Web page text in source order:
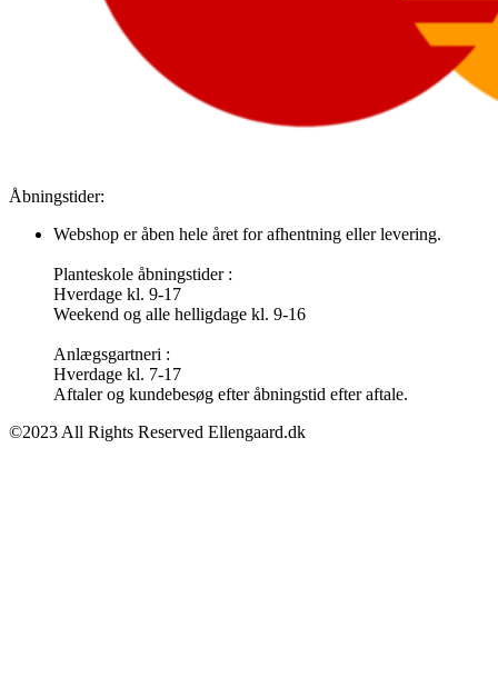
Åbningstider:
Webshop er åben hele året for afhentning eller levering.
Planteskole åbningstider :
Hverdage kl. 9-17
Weekend og alle helligdage kl. 9-16
Anlægsgartneri :
Hverdage kl. 7-17
Aftaler og kundebesøg efter åbningstid efter aftale.
©2023 All Rights Reserved Ellengaard.dk